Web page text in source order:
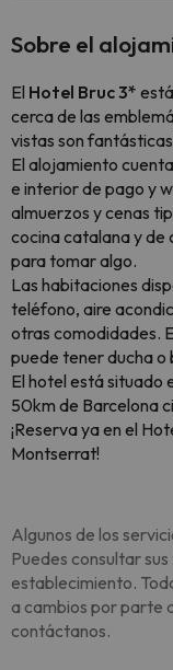
Sobre el
El Hotel Bruc 3*
cerca de las
vistas son
El alojamiento
e interior de pago y
almuerzos y cenas
cocina catalana y de
para tomar algo.
Las habitaciones
teléfono, aire
otras comodidades.
puede tener ducha o
El hotel está situado
50km de Barcelona
¡Reserva ya en el
Montserrat!
Algunos de los
Puedes consultar
establecimiento.
a cambios por parte
contáctanos.